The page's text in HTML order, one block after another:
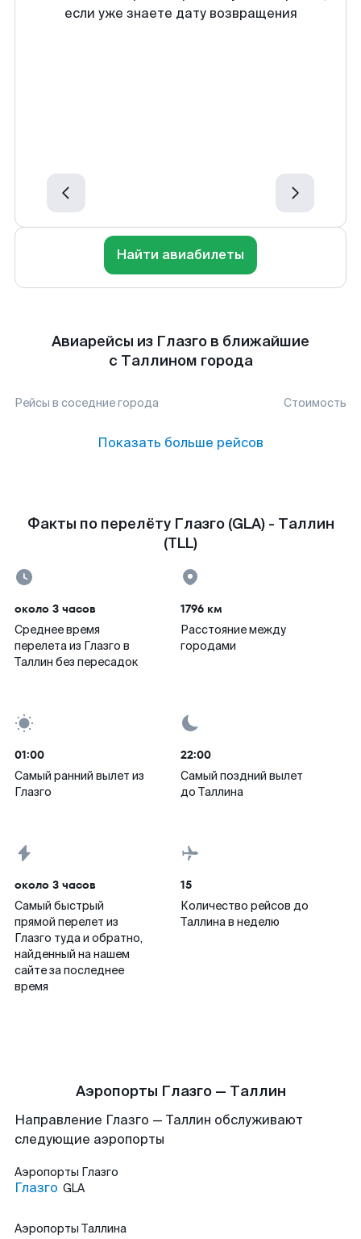
если уже знаете дату возвращения
Найти авиабилеты
Авиарейсы из Глазго в ближайшие
с Таллином города
Рейсы в соседние города Стоимость
Показать больше рейсов
Факты по перелёту Глазго (GLA) - Таллин
(TLL)
около 3 часов
Среднее время
перелета из Глазго в
Таллин без пересадок
1796 км
Расстояние между
городами
01:00
Самый ранний вылет из
Глазго
22:00
Самый поздний вылет
до Таллина
около 3 часов
Самый быстрый
прямой перелет из
Глазго туда и обратно,
найденный на нашем
сайте за последнее
время
15
Количество рейсов до
Таллина в неделю
Аэропорты Глазго — Таллин
Направление Глазго — Таллин обслуживают
следующие аэропорты
Аэропорты Глазго
Глазго GLA
Аэропорты Таллина